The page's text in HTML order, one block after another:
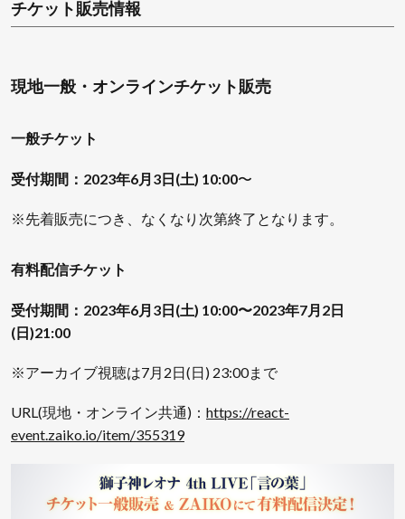
チケット販売情報
現地一般・オンラインチケット販売
一般チケット
受付期間：2023年6月3日(土) 10:00〜
※先着販売につき、なくなり次第終了となります。
有料配信チケット
受付期間：2023年6月3日(土) 10:00〜2023年7月2日
(日)21:00
※アーカイブ視聴は7月2日(日) 23:00まで
URL(現地・オンライン共通)： https://react-
event.zaiko.io/item/355319